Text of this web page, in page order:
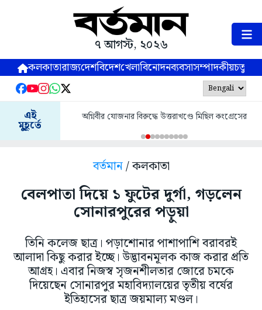
৭ আগস্ট, ২০২৬
কলকাতারাজ্যদেশবিদেশখেলাবিনোদনব্যবসাসম্পাদকীয়
এই
মুহূর্তে
অগ্নিবীর যোজনার বিরুদ্ধে উত্তরাখণ্ডে মিছিল কংগ্রেসের
বর্তমান/ কলকাতা
বেলপাতা দিয়ে ১ ফুটের দুর্গা, গড়লেন
সোনারপুরের পড়ুয়া
তিনি কলেজ ছাত্র। পড়াশোনার পাশাপাশি বরাবরই
আলাদা কিছু করার ইচ্ছে। উদ্ভাবনমূলক কাজ করার প্রতি
আগ্রহ। এবার নিজস্ব সৃজনশীলতার জোরে চমকে
দিয়েছেন সোনারপুর মহাবিদ্যালয়ের তৃতীয় বর্ষের
ইতিহাসের ছাত্র জয়মাল্য মণ্ডল।